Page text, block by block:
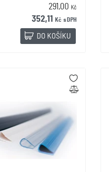
291,00 Kč
352,11Kč s DPH
DO KOŠÍKU